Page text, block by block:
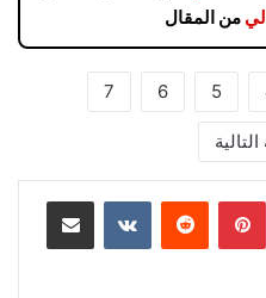
من المقال
5
6
7
بينتيريست مشاركة عبر البريد